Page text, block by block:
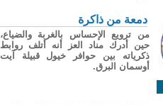
دمعة من ذاكرة
من ترويع الإحساس بالغربة والضياع،
حين أدرك مناد العز أنه أتلف روابط
ذكرياته بين حوافر خيول قبيلة آيت
أوسمان البرق.